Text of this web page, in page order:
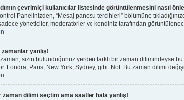
çevrimiçi kullanıcılar listesinde görüntülenmesini nasıl
Panelinizden, “Mesaj panosu tercihleri” bölümüne
yöneticiler, moderatörler ve kendiniz tarafından
yanlış!
sizin bulunduğunuz yerden farklı bir zaman dilimindeyse
Londra, Paris, New York, Sydney, gibi. Not: Bu zaman dilimi
zaman dilimi seçtim ama saatler hala yanlış!